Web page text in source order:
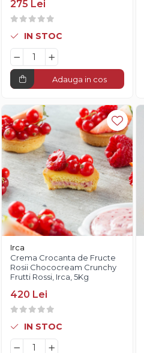
275 Lei
IN STOC
Adauga in cos
Irca
Crema Crocanta de Fructe
Rosii Chococream Crunchy
Frutti Rossi, Irca, 5Kg
420 Lei
IN STOC